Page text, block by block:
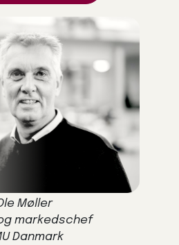
Møller
markedschef
Danmark